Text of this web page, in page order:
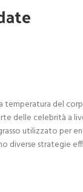
temperatura del
delle celebrità a
utilizzato per
diverse strategie